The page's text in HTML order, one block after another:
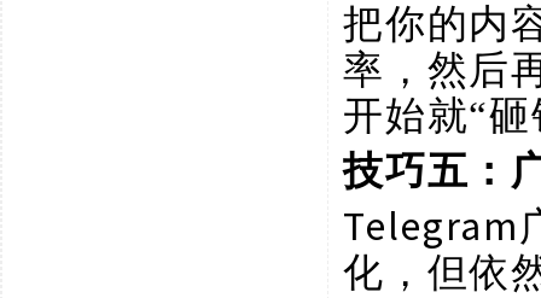
把你的内
率，然后
开始就“
技巧五：
Telegram
化，但依